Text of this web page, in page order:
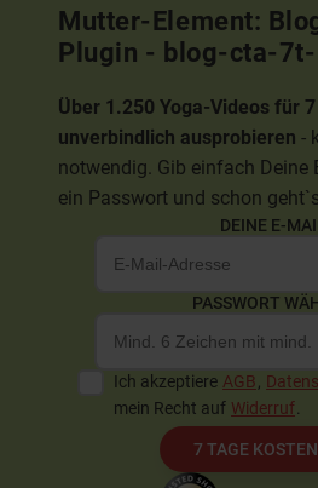
Mutter-Element:
Plugin - blog-cta-
Über 1.250 Yoga-Videos für
unverbindlich ausprobieren -
notwendig. Gib einfach Deine
ein Passwort und schon
DEINE E-
PASSWORT
Ich akzeptiere AGB
mein Recht auf Widerruf
7 TAGE